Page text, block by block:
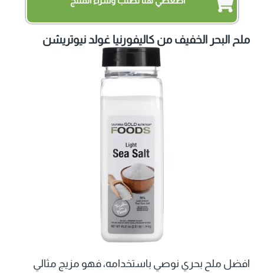
ملح البحر الخفيف من كاليفورنيا غولد نيوتريشن
افضل ملح بحري نوصي باستخدامه، فهو مزيج مثالي